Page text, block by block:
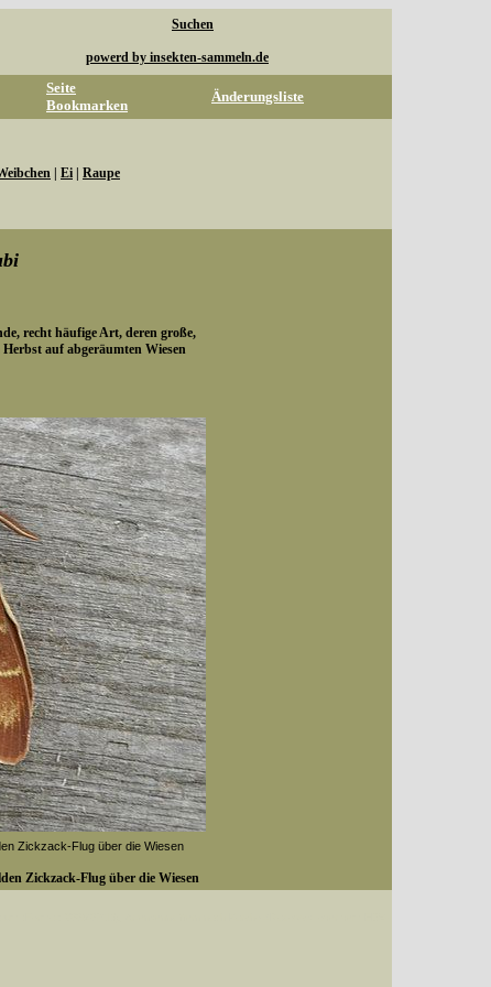
Suchen
powerd by insekten-sammeln.de
Seite
Bookmarken
Änderungsliste
Ei Raupe
recht häufige Art, deren große,
auf abgeräumten Wiesen
Zickzack-Flug über die Wiesen
Zickzack-Flug über die Wiesen